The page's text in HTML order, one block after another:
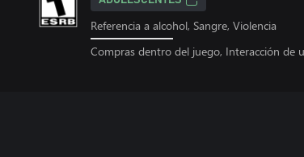
Referencia a alcohol, Sangre, Violencia
Compras dentro del juego, Interacción de